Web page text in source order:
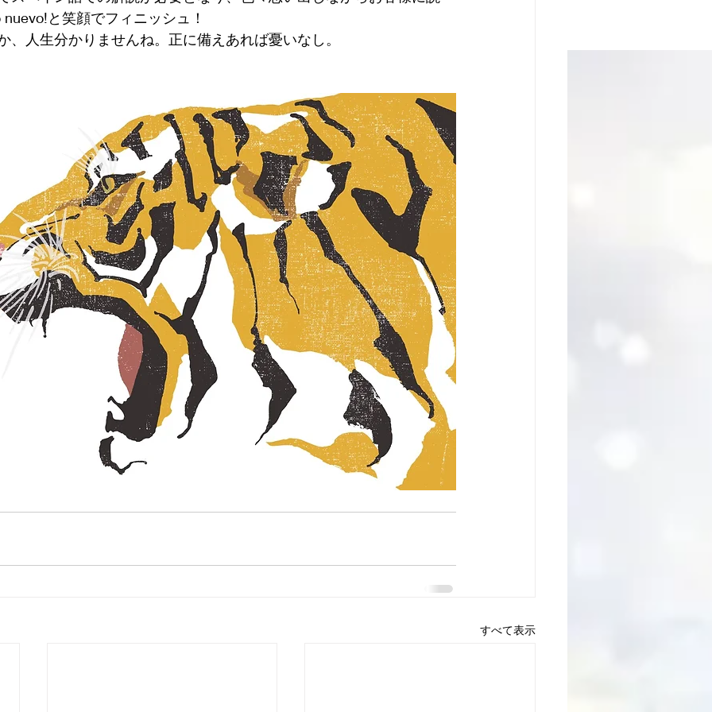
と笑顔でフィニッシュ！
、人生分かりませんね。正に備えあれば憂いなし。
すべて表示